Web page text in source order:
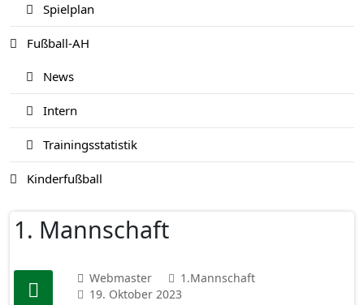
Spielplan
Fußball-AH
News
Intern
Trainingsstatistik
Kinderfußball
1. Mannschaft
Webmaster
1.Mannschaft
19. Oktober 2023